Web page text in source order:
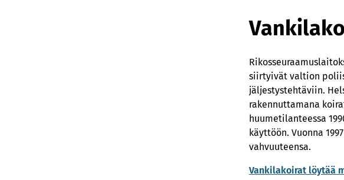
siirtyivät valtion
jäljestystehtäviin.
rakennuttamana
huumetilanteessa
käyttöön. Vuonna
vahvuuteensa.
Vankilakoirat löytää